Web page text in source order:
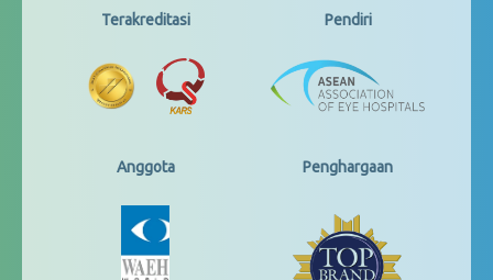
Terakreditasi Pendiri
Anggota Penghargaan